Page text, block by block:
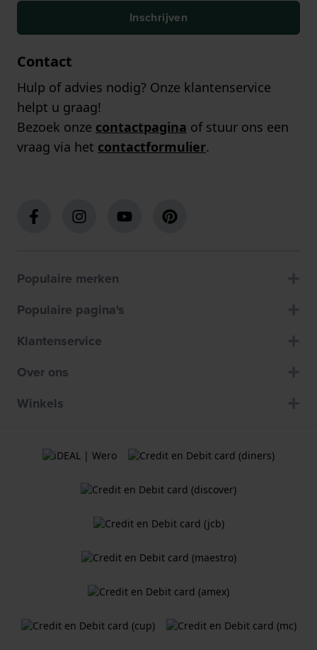
Inschrijven
Contact
Hulp of advies nodig? Onze klantenservice
helpt u graag!
Bezoek onze contactpagina of stuur ons een
vraag via het contactformulier.
Populaire merken
Populaire pagina's
Klantenservice
Over ons
Winkels